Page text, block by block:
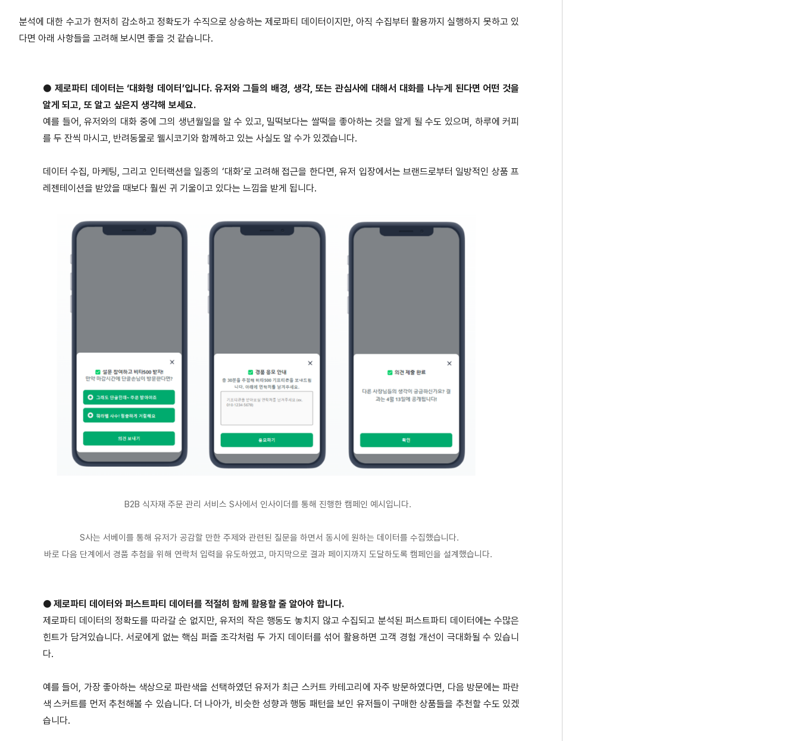
분석에 대한 수고가 현저히 감소하고 정확도가 수직으로 상승하는 제로파티 데이터이지만, 아직 수집부터 활용까지 실행하지 못하고 있
다면 아래 사항들을 고려해 보시면 좋을 것 같습니다.
● 제로파티 데이터는 ‘대화형 데이터’입니다. 유저와 그들의 배경, 생각, 또는 관심사에 대해서 대화를 나누게 된다면 어떤 것을
알게 되고, 또 알고 싶은지 생각해 보세요.
예를 들어, 유저와의 대화 중에 그의 생년월일을 알 수 있고, 밀떡보다는 쌀떡을 좋아하는 것을 알게 될 수도 있으며, 하루에 커피
를 두 잔씩 마시고, 반려동물로 웰시코기와 함께하고 있는 사실도 알 수가 있겠습니다.
데이터 수집, 마케팅, 그리고 인터랙션을 일종의 ‘대화’로 고려해 접근을 한다면, 유저 입장에서는 브랜드로부터 일방적인 상품 프
레젠테이션을 받았을 때보다 훨씬 귀 기울이고 있다는 느낌을 받게 됩니다.
B2B 식자재 주문 관리 서비스 S사에서 인사이더를 통해 진행한 캠페인 예시입니다.
S사는 서베이를 통해 유저가 공감할 만한 주제와 관련된 질문을 하면서 동시에 원하는 데이터를 수집했습니다.
바로 다음 단계에서 경품 추첨을 위해 연락처 입력을 유도하였고, 마지막으로 결과 페이지까지 도달하도록 캠페인을 설계했습니다.
● 제로파티 데이터와 퍼스트파티 데이터를 적절히 함께 활용할 줄 알아야 합니다.
제로파티 데이터의 정확도를 따라갈 순 없지만, 유저의 작은 행동도 놓치지 않고 수집되고 분석된 퍼스트파티 데이터에는 수많은
힌트가 담겨있습니다. 서로에게 없는 핵심 퍼즐 조각처럼 두 가지 데이터를 섞어 활용하면 고객 경험 개선이 극대화될 수 있습니
다.
예를 들어, 가장 좋아하는 색상으로 파란색을 선택하였던 유저가 최근 스커트 카테고리에 자주 방문하였다면, 다음 방문에는 파란
색 스커트를 먼저 추천해볼 수 있습니다. 더 나아가, 비슷한 성향과 행동 패턴을 보인 유저들이 구매한 상품들을 추천할 수도 있겠
습니다.